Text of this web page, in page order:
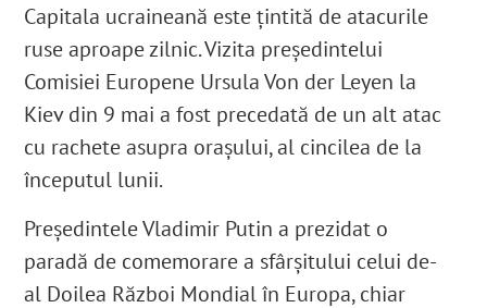
Capitala ucraineană este țintită de atacurile
ruse aproape zilnic. Vizita președintelui
Comisiei Europene Ursula Von der Leyen la
Kiev din 9 mai a fost precedată de un alt atac
cu rachete asupra orașului, al cincilea de la
începutul lunii.
Președintele Vladimir Putin a prezidat o
paradă de comemorare a sfârșitului celui de-
al Doilea Război Mondial în Europa, chiar